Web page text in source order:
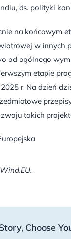
ds. polityki
na końcowym
w innych
od ogólnego
etapie
r. Na dzień
takich
Choose